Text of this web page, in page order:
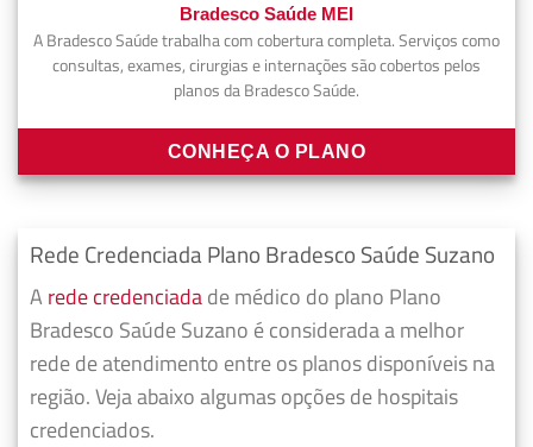
Bradesco Saúde MEI
A Bradesco Saúde trabalha com cobertura completa. Serviços como
consultas, exames, cirurgias e internações são cobertos pelos
planos da Bradesco Saúde.
CONHEÇA O PLANO
Rede Credenciada Plano Bradesco Saúde Suzano
A rede credenciadade médico do plano Plano
Bradesco Saúde Suzano é considerada a melhor
rede de atendimento entre os planos disponíveis na
região. Veja abaixo algumas opções de hospitais
credenciados.